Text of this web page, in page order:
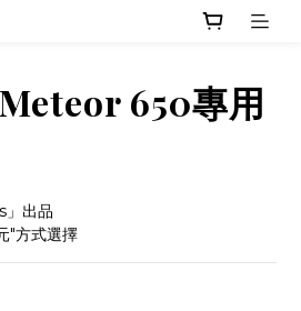
650專用
出品
"方式選擇